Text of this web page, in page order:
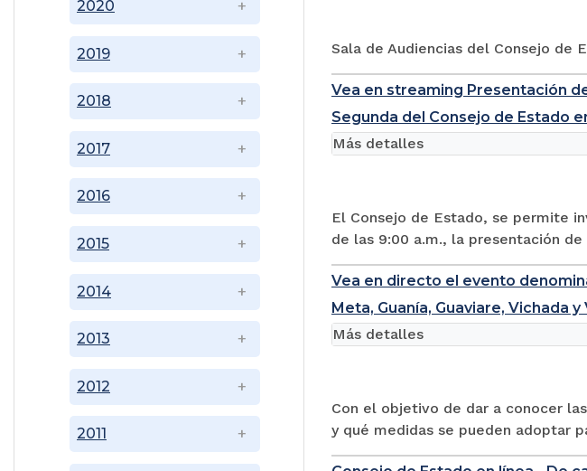
2011
2012
2013
2014
2015
2016
2017
2018
2019
2020
Sala de Audiencias del Consejo de
Vea en streaming Presentación
Segunda del Consejo de Estado
El Consejo de Estado, se permite
de las 9:00 a.m., la presentación
Más detalles
Vea en directo el evento
Meta, Guanía, Guaviare, Vichada
Con el objetivo de dar a conocer
y qué medidas se pueden adoptar
Más detalles